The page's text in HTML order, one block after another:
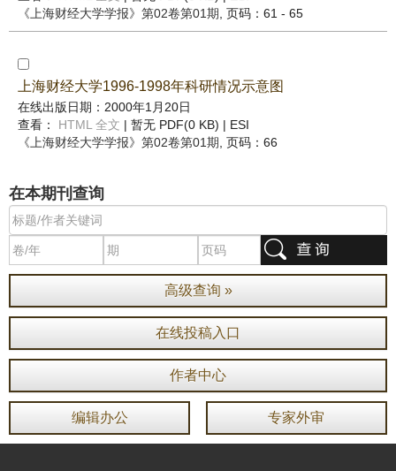
《上海财经大学学报》 第02卷第01期 , 页码：61 - 65
上海财经大学1996-1998年科研情况示意图
在线出版日期：2000年1月20日
查看： HTML 全文 | 暂无 PDF(0 KB) | ESI
《上海财经大学学报》 第02卷第01期 , 页码：66
在本期刊查询
高级查询 »
在线投稿入口
作者中心
编辑办公 专家外审